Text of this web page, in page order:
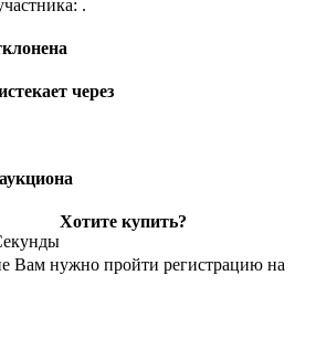
.
через
Хотите купить?
Вам нужно пройти регистрацию на